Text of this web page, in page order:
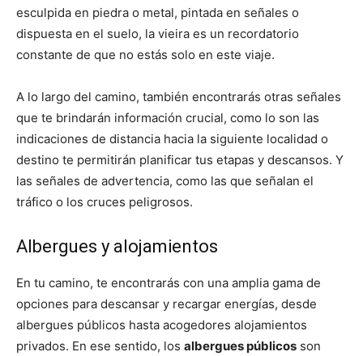
esculpida en piedra o metal, pintada en señales o
dispuesta en el suelo, la vieira es un recordatorio
constante de que no estás solo en este viaje.
A lo largo del camino, también encontrarás otras señales
que te brindarán información crucial, como lo son las
indicaciones de distancia hacia la siguiente localidad o
destino te permitirán planificar tus etapas y descansos. Y
las señales de advertencia, como las que señalan el
tráfico o los cruces peligrosos.
Albergues y alojamientos
En tu camino, te encontrarás con una amplia gama de
opciones para descansar y recargar energías, desde
albergues públicos hasta acogedores alojamientos
privados. En ese sentido, los albergues públicos son